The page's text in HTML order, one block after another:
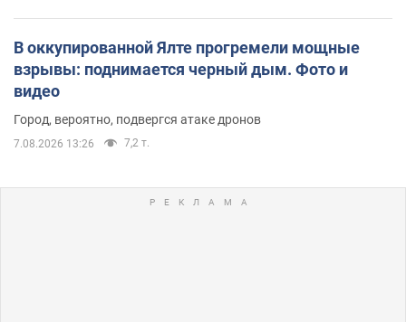
В оккупированной Ялте прогремели мощные
взрывы: поднимается черный дым. Фото и
видео
Город, вероятно, подвергся атаке дронов
7.08.2026 13:26 7,2 т.